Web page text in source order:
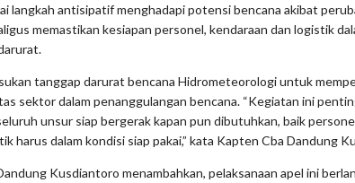
langkah antisipatif menghadapi potensi bencana akibat
memastikan kesiapan personel, kendaraan dan logistik
tanggap darurat bencana Hidrometeorologi untuk
sektor dalam penanggulangan bencana. “Kegiatan ini
unsur siap bergerak kapan pun dibutuhkan, baik
harus dalam kondisi siap pakai,” kata Kapten Cba Dandung
Kusdiantoro menambahkan, pelaksanaan apel ini